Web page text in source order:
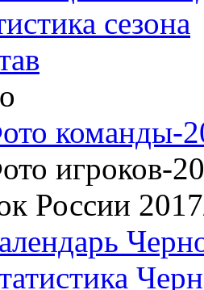
сезона
команды-
игроков-
России